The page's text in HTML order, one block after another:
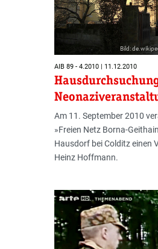
Bild:
AIB 89 - 4.2010 | 11.12.2010
Am 11. September 2010
»Freien Netz Borna-
Hausdorf bei Colditz einen
Heinz Hoffmann.